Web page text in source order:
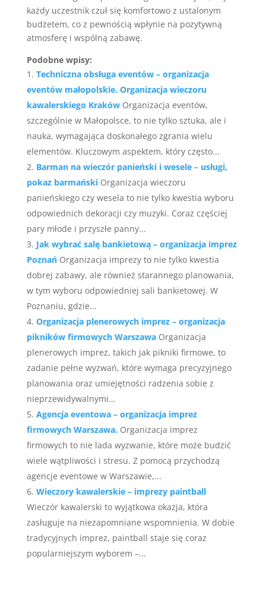
każdy uczestnik czuł się komfortowo z ustalonym
budżetem, co z pewnością wpłynie na pozytywną
atmosferę i wspólną zabawę.
Podobne wpisy:
Techniczna obsługa eventów – organizacja
eventów małopolskie. Organizacja wieczoru
kawalerskiego Kraków Organizacja eventów,
szczególnie w Małopolsce, to nie tylko sztuka, ale i
nauka, wymagająca doskonałego zgrania wielu
elementów. Kluczowym aspektem, który często...
Barman na wieczór panieński i wesele – usługi,
pokaz barmański Organizacja wieczoru
panieńskiego czy wesela to nie tylko kwestia wyboru
odpowiednich dekoracji czy muzyki. Coraz częściej
pary młode i przyszłe panny...
Jak wybrać salę bankietową – organizacja imprez
Poznań Organizacja imprezy to nie tylko kwestia
dobrej zabawy, ale również starannego planowania,
w tym wyboru odpowiedniej sali bankietowej. W
Poznaniu, gdzie...
Organizacja plenerowych imprez – organizacja
pikników firmowych Warszawa Organizacja
plenerowych imprez, takich jak pikniki firmowe, to
zadanie pełne wyzwań, które wymaga precyzyjnego
planowania oraz umiejętności radzenia sobie z
nieprzewidywalnymi...
Agencja eventowa – organizacja imprez
firmowych Warszawa. Organizacja imprez
firmowych to nie lada wyzwanie, które może budzić
wiele wątpliwości i stresu. Z pomocą przychodzą
agencje eventowe w Warszawie,...
Wieczory kawalerskie – imprezy paintball
Wieczór kawalerski to wyjątkowa okazja, która
zasługuje na niezapomniane wspomnienia. W dobie
tradycyjnych imprez, paintball staje się coraz
popularniejszym wyborem –...